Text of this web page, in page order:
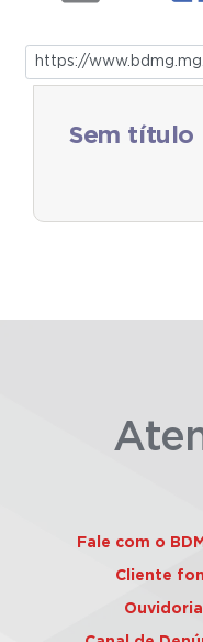
Sem título
Fale com o
Cliente